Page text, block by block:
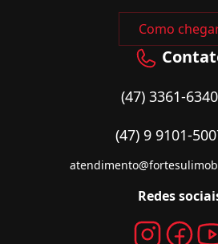
Como
(47) 3361-6340
(47) 9 9101-
Redes